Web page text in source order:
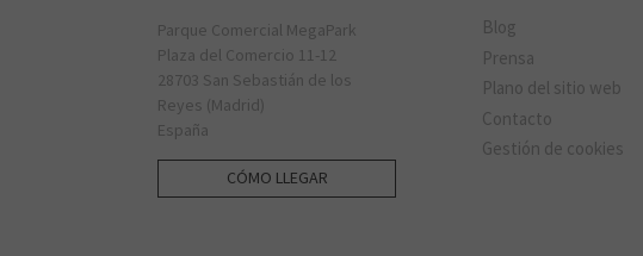
Parque Comercial MegaPark
Plaza del Comercio 11-12
28703 San Sebastián de los
Reyes (Madrid)
España
CÓMO LLEGAR
Blog
Prensa
Plano del sitio web
Contacto
Gestión de cookies